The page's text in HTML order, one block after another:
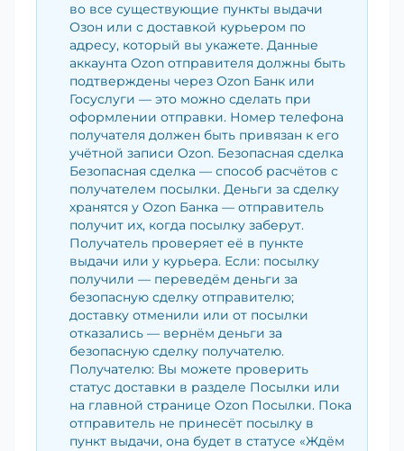
во все существующие пункты выдачи
Озон или с доставкой курьером по
адресу, который вы укажете. Данные
аккаунта Ozon отправителя должны быть
подтверждены через Ozon Банк или
Госуслуги — это можно сделать при
оформлении отправки. Номер телефона
получателя должен быть привязан к его
учётной записи Ozon. Безопасная сделка
Безопасная сделка — способ расчётов с
получателем посылки. Деньги за сделку
хранятся у Ozon Банка — отправитель
получит их, когда посылку заберут.
Получатель проверяет её в пункте
выдачи или у курьера. Если: посылку
получили — переведём деньги за
безопасную сделку отправителю;
доставку отменили или от посылки
отказались — вернём деньги за
безопасную сделку получателю.
Получателю: Вы можете проверить
статус доставки в разделе Посылки или
на главной странице Ozon Посылки. Пока
отправитель не принесёт посылку в
пункт выдачи, она будет в статусе «Ждём